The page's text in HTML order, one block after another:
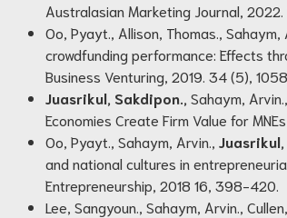
Australasian Marketing Journal,
Oo, Pyayt., Allison, Thomas., Sahaym,
crowdfunding performance: Effects
Business Venturing, 2019. 34 (5),
Juasrikul, Sakdipon., Sahaym,
Economies Create Firm Value for
Oo, Pyayt., Sahaym, Arvin.,
and national cultures in
Entrepreneurship, 2018 16, 398-420.
Lee, Sangyoun., Sahaym, Arvin.,